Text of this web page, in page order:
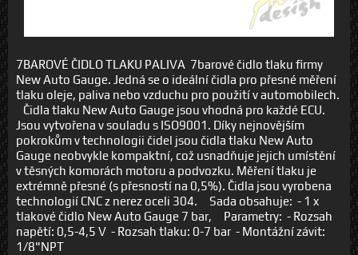
7BAROVÉ ČIDLO TLAKU PALIVA 7barové čidlo tlaku firmy
New Auto Gauge. Jedná se o ideální čidla pro přesné měření
tlaku oleje, paliva nebo vzduchu pro použití v automobilech.
Čidla tlaku New Auto Gauge jsou vhodná pro každé ECU.
Jsou vytvořena v souladu s ISO9001. Díky nejnovějším
pokrokům v technologii čidel jsou čidla tlaku New Auto
Gauge neobvykle kompaktní, což usnadňuje jejich umístění
v těsných komorách motoru a podvozku. Měření tlaku je
extrémně přesné (s přesností na 0,5%). Čidla jsou vyrobena
technologií CNC z nerez oceli 304. Sada obsahuje: - 1 x
tlakové čidlo New Auto Gauge 7 bar, Parametry: - Rozsah
napětí: 0,5-4,5 V - Rozsah tlaku: 0-7 bar - Montážní závit:
1/8"NPT